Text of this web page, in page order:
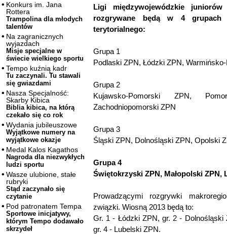
Konkurs im. Jana
Rottera
Trampolina dla młodych
talentów
Na zagranicznych
wyjazdach
Misje specjalne w
świecie wielkiego sportu
Tempo kuźnią kadr
Tu zaczynali. Tu stawali
się gwiazdami
Nasza Specjalność:
Skarby Kibica
Biblia kibica, na którą
czekało się co rok
Wydania jubileuszowe
Wyjątkowe numery na
wyjątkowe okazje
Medal Kalos Kagathos
Nagroda dla niezwykłych
ludzi sportu
Wasze ulubione, stałe
rubryki
Stąd zaczynało się
czytanie
Pod patronatem Tempa
Sportowe inicjatywy,
którym Tempo dodawało
skrzydeł
Ligi międzywojewódzkie
rozgrywane będą w 4 grupach
terytorialnego:
Grupa 1
Podlaski ZPN, Łódzki ZPN,
Grupa 2
Kujawsko-Pomorski ZPN,
Zachodniopomorski ZPN
Grupa 3
Śląski ZPN, Dolnośląski ZPN, Opolski
Grupa 4
Świętokrzyski ZPN, Małopolski ZPN,
Prowadzącymi rozgrywki
związki. Wiosną 2013 będą to:
Gr. 1 - Łódzki ZPN, gr. 2 -
gr. 4 - Lubelski ZPN.